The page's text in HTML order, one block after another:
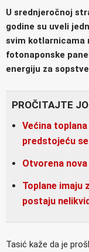
U srednjeročnoj
godine su uveli
svim kotlarnicama
fotonaponske
energiju za
PROČITAJTE
Većina
predstojeću
Otvorena
Toplane imaju
postaju
Tasić kaže da je